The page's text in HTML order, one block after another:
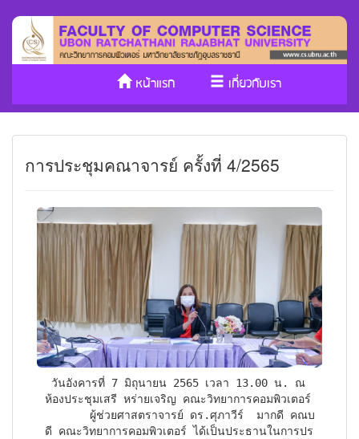
หน้าแรก
เกี่ยวกับเรา
ประกันคุณภาพ
วารสาร Cs
SDGs
การประชุมคณาจารย์ ครั้งที่ 4/2565
ห้องประชุมเสรี หร่ายเจริญ คณะวิทยาการคอมพิวเตอร์
ดี คณะวิทยาการคอมพิวเตอร์ ได้เป็นประธานในการปร